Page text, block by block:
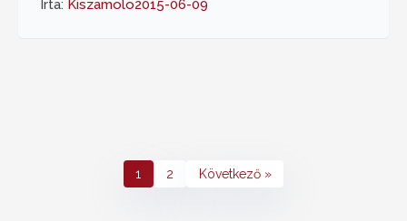
Írta: Kiszamolo2015-06-09
1 2 Következő »